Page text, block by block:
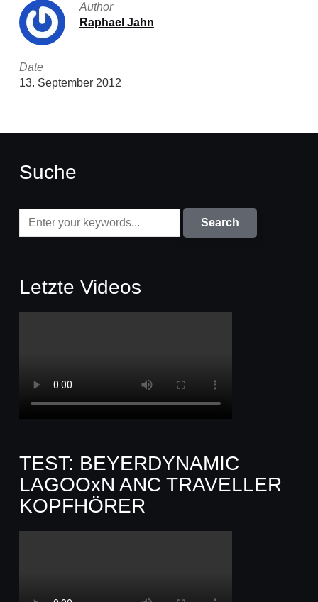
Author
Raphael Jahn
Date
13. September 2012
Suche
Letzte Videos
TEST: BEYERDYNAMIC
LAGOOxN ANC TRAVELLER
KOPFHÖRER